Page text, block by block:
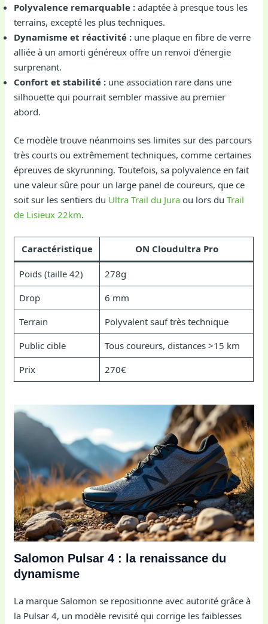
Polyvalence remarquable : adaptée à presque tous les
terrains, excepté les plus techniques.
Dynamisme et réactivité : une plaque en fibre de verre
alliée à un amorti généreux offre un renvoi d’énergie
surprenant.
Confort et stabilité : une association rare dans une
silhouette qui pourrait sembler massive au premier
abord.
Ce modèle trouve néanmoins ses limites sur des parcours
très courts ou extrêmement techniques, comme certaines
épreuves de skyrunning. Toutefois, sa polyvalence en fait
une valeur sûre pour un large panel de coureurs, que ce
soit sur les sentiers du Ultra Trail du Jura ou lors duTrail
de Lisieux 22km.
Caractéristique ON Cloudultra Pro
Poids (taille 42)
278g
Drop
6 mm
Terrain
Polyvalent sauf très technique
Public cible
Tous coureurs, distances >15 km
Prix
270€
Salomon Pulsar 4 : la renaissance du
dynamisme
La marque Salomon se repositionne avec autorité grâce à
la Pulsar 4, un modèle revisité qui corrige les faiblesses